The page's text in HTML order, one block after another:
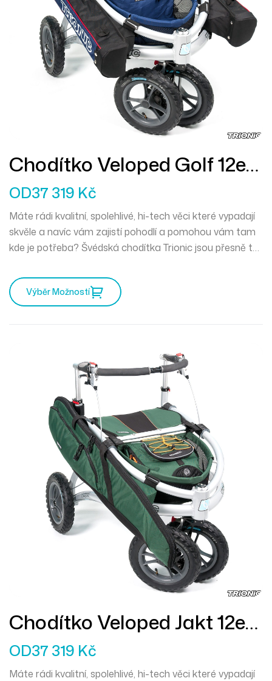
Chodítko Veloped Golf 12er
L
OD37 319 Kč
Máte rádi kvalitní, spolehlivé, hi-tech věci které vypadají
skvěle a navíc vám zajistí pohodlí a pomohou vám tam
kde je potřeba? Švédská chodítka Trionic jsou přesně to
vyrazit kamkoliv zajakéhokoliv počasí.
Výběr Možností
Chodítko Veloped Jakt 12er
M
OD37 319 Kč
Máte rádi kvalitní, spolehlivé, hi-tech věci které vypadají